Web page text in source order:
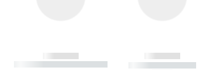
------------
----------- ----------- --------
------------
----------- -----------